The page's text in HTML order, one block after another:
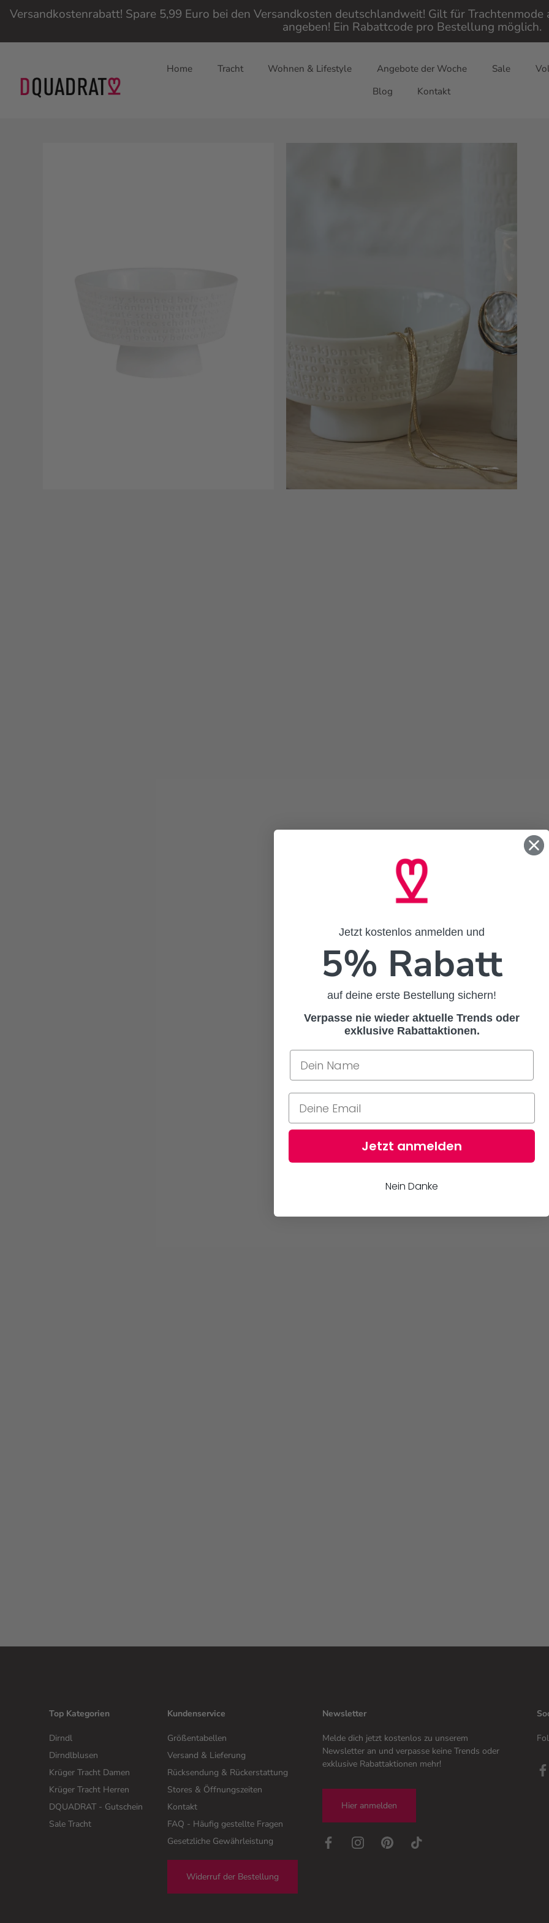
Versandkostenrabatt! Spare 5,99 Euro bei den Versandkosten deutschlandweit! Gilt für
angeben! Ein Rabattcode pro Bestellung möglich.
Home Tracht Wohnen & Lifestyle Angebote der Woche Sale
Blog
Kontakt
Top Kategorien
Dirndl
Dirndlblusen
Krüger Tracht Damen
Krüger Tracht Herren
DQUADRAT - Gutschein
Sale Tracht
Kundenservice
Größentabellen
Versand & Lieferung
Rücksendung & Rückerstattung
Stores & Öffnungszeiten
Kontakt
FAQ - Häufig gestellte Fragen
Gesetzliche Gewährleistung
Widerruf der Bestellung
Newsletter
Melde dich jetzt kostenlos zu unserem
Newsletter an und verpasse keine Trends oder
exklusive Rabattaktionen mehr!
Hier anmelden
Jetzt kostenlos anmelden und
5% Rabatt
auf deine erste Bestellung sichern!
Verpasse nie wieder aktuelle Trends oder
exklusive Rabattaktionen.
Jetzt anmelden
Nein Danke